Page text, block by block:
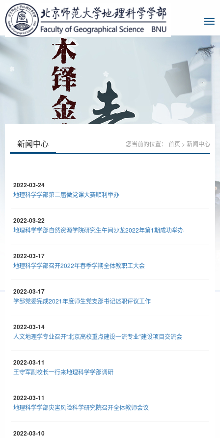
新闻中心 您当前的位置： 首页 > 新闻中心
2022-03-24
地理科学学部第二届微党课大赛顺利举办
2022-03-22
地理科学学部自然资源学院研究生午间沙龙2022年第1期成功举办
2022-03-17
地理科学学部召开2022年春季学期全体教职工大会
2022-03-17
学部党委完成2021年度师生党支部书记述职评议工作
2022-03-14
人文地理学专业召开“北京高校重点建设一流专业”建设项目交流会
2022-03-11
王守军副校长一行来地理科学学部调研
2022-03-11
地理科学学部灾害风险科学研究院召开全体教师会议
2022-03-10